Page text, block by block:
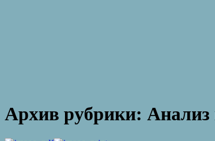
Архив рубрики: